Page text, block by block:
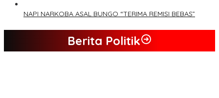
NAPI NARKOBA ASAL BUNGO “TERIMA REMISI BEBAS”
Berita Politik